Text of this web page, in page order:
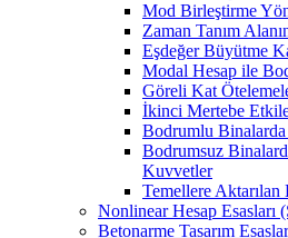
Mod Birleştirme
Zaman Tanım
Eşdeğer Büyütme
Modal Hesap ile
Göreli Kat
İkinci Mertebe
Bodrumlu Binalarda
Bodrumsuz
Kuvvetler
Temellere
Nonlinear Hesap Esasları
Betonarme Tasarım